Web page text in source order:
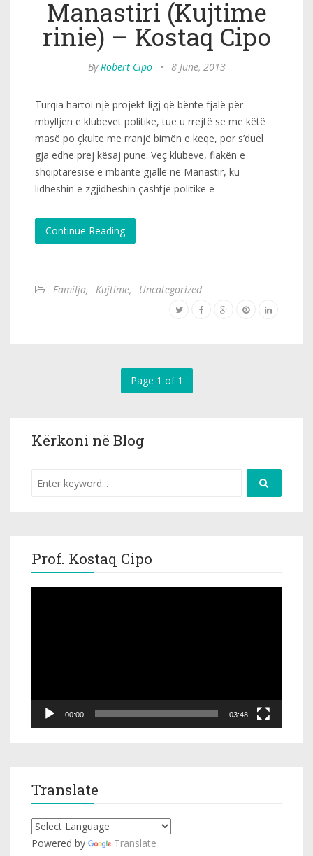
Manastiri (Kujtime
rinie) – Kostaq Cipo
ByRobert Cipo • 8 June, 2013
Turqia hartoi një projekt-ligj që bënte fjalë për
mbylljen e klubevet politike, tue u rrejtë se me këtë
masë po çkulte me rranjë bimën e keqe, por s’duel
gja edhe prej kësaj pune. Veç klubeve, flakën e
shqiptarësisë e mbante gjallë në Manastir, ku
lidheshin e zgjidheshin çashtje politike e
Continue Reading
Familja, Kujtime, Uncategorized
Page 1 of 1
Kërkoni në Blog
Prof. Kostaq Cipo
00:00 03:48
Translate
Powered by Translate